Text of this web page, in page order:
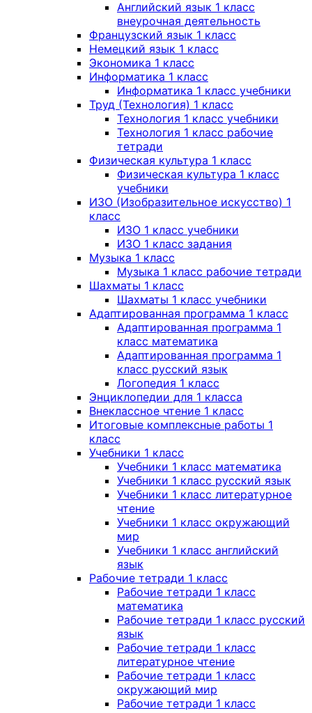
Английский язык 1 класс
внеурочная деятельность
Французский язык 1 класс
Немецкий язык 1 класс
Экономика 1 класс
Информатика 1 класс
Информатика 1 класс учебники
Труд (Технология) 1 класс
Технология 1 класс учебники
Технология 1 класс рабочие
тетради
Физическая культура 1 класс
Физическая культура 1 класс
учебники
ИЗО (Изобразительное искусство) 1
класс
ИЗО 1 класс учебники
ИЗО 1 класс задания
Музыка 1 класс
Музыка 1 класс рабочие тетради
Шахматы 1 класс
Шахматы 1 класс учебники
Адаптированная программа 1 класс
Адаптированная программа 1
класс математика
Адаптированная программа 1
класс русский язык
Логопедия 1 класс
Энциклопедии для 1 класса
Внеклассное чтение 1 класс
Итоговые комплексные работы 1
класс
Учебники 1 класс
Учебники 1 класс математика
Учебники 1 класс русский язык
Учебники 1 класс литературное
чтение
Учебники 1 класс окружающий
мир
Учебники 1 класс английский
язык
Рабочие тетради 1 класс
Рабочие тетради 1 класс
математика
Рабочие тетради 1 класс русский
язык
Рабочие тетради 1 класс
литературное чтение
Рабочие тетради 1 класс
окружающий мир
Рабочие тетради 1 класс